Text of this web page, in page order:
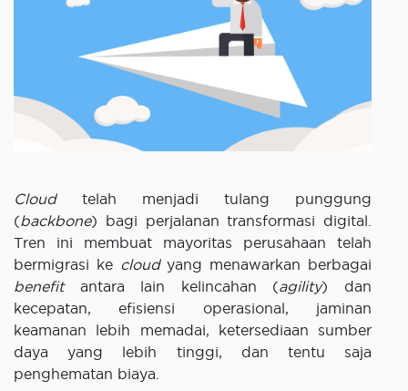
Cloudtelah menjadi tulang punggung
(backbone) bagi perjalanan transformasi digital.
Tren ini membuat mayoritas perusahaan telah
bermigrasi ke cloudyang menawarkan berbagai
benefitantara lain kelincahan (agility) dan
kecepatan, efisiensi operasional, jaminan
keamanan lebih memadai, ketersediaan sumber
daya yang lebih tinggi, dan tentu saja
penghematan biaya.